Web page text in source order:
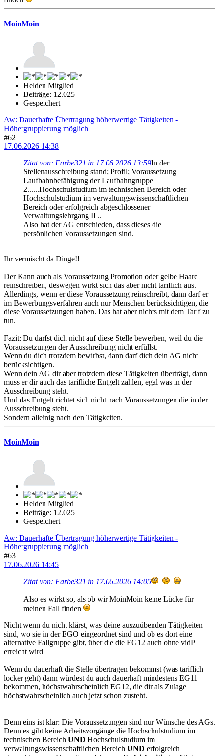
MoinMoin
Helden Mitglied
Beiträge: 12.025
Gespeichert
Aw: Dauerhafte Übertragung höherwertige Tätigkeiten -
Höhergruppierung möglich
#62
17.06.2026 14:38
Zitat von: Farbe321 in 17.06.2026 13:59In der
Stellenausschreibung stand; Profil; Voraussetzung
Laufbahnbefähigung der Laufbahngruppe
2......Hochschulstudium im technischen Bereich oder
Hochschulstudium im verwaltungswissenschaftlichen
Bereich oder erfolgreich abgeschlossener
Verwaltungslehrgang II ..
Also hat der AG entschieden, dass dieses die
persönlichen Voraussetzungen sind.
Ihr vermischt da Dinge!!
Der Kann auch als Voraussetzung Promotion oder gelbe Haare
reinschreiben, deswegen wirkt sich das aber nicht tariflich aus.
Allerdings, wenn er diese Voraussetzung reinschreibt, dann darf er
im Bewerbungsverfahren auch nur Menschen berücksichtigen, die
diese Voraussetzungen haben. Das hat aber nichts mit dem Tarif zu
tun.
Fazit: Du darfst dich nicht auf diese Stelle bewerben, weil du die
Voraussetzungen der Ausschreibung nicht erfüllst.
Wenn du dich trotzdem bewirbst, dann darf dich dein AG nicht
berücksichtigen.
Wenn dein AG dir aber trotzdem diese Tätigkeiten überträgt, dann
muss er dir auch das tarifliche Entgelt zahlen, egal was in der
Ausschreibung steht.
Und das Entgelt richtet sich nicht nach Voraussetzungen die in der
Ausschreibung steht.
Sondern alleinig nach den Tätigkeiten.
MoinMoin
Helden Mitglied
Beiträge: 12.025
Gespeichert
Aw: Dauerhafte Übertragung höherwertige Tätigkeiten -
Höhergruppierung möglich
#63
17.06.2026 14:45
Zitat von: Farbe321 in 17.06.2026 14:05
Also es wirkt so, als ob wir MoinMoin keine Lücke für
meinen Fall finden
Nicht wenn du nicht klärst, was deine auszuübenden Tätigkeiten
sind, wo sie in der EGO eingeordnet sind und ob es dort eine
alternative Fallgruppe gibt, über die die EG12 auch ohne vidP
erreicht wird.
Wenn du dauerhaft die Stelle übertragen bekommst (was tariflich
locker geht) dann würdest du auch dauerhaft mindestens EG11
bekommen, höchstwahrscheinlich EG12, die dir als Zulage
höchstwahrscheinlich auch jetzt schon zusteht.
Denn eins ist klar: Die Voraussetzungen sind nur Wünsche des AGs.
Denn es gibt keine Arbeitsvorgänge die Hochschulstudium im
technischen Bereich UND Hochschulstudium im
verwaltungswissenschaftlichen Bereich UND erfolgreich